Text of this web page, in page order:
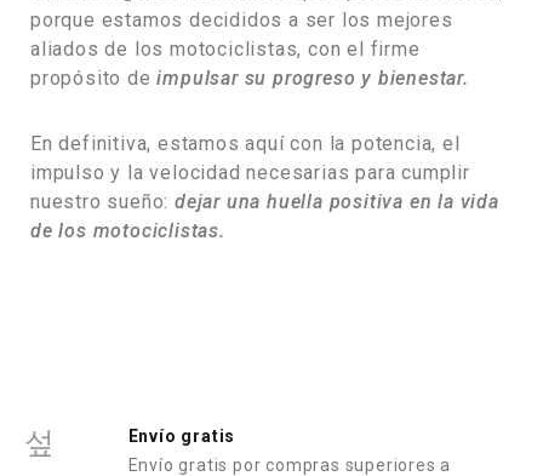
porque estamos decididos a ser los mejores
aliados de los motociclistas, con el firme
propósito deimpulsar su progreso y bienestar.
En definitiva, estamos aquí con la potencia, el
impulso y la velocidad necesarias para cumplir
nuestro sueño:dejar una huella positiva en la vida
de los motociclistas.
Envío gratis
Envío gratis por compras superiores a